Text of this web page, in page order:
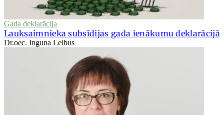
Gada deklarācija
Lauksaimnieka subsīdijas gada ienākumu deklarācijā
Dr.oec. Inguna Leibus